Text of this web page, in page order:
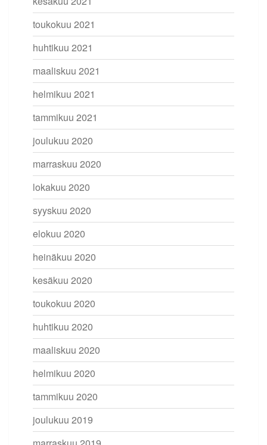
toukokuu 2021
huhtikuu 2021
maaliskuu 2021
helmikuu 2021
tammikuu 2021
joulukuu 2020
marraskuu 2020
lokakuu 2020
syyskuu 2020
elokuu 2020
heinäkuu 2020
kesäkuu 2020
toukokuu 2020
huhtikuu 2020
maaliskuu 2020
helmikuu 2020
tammikuu 2020
joulukuu 2019